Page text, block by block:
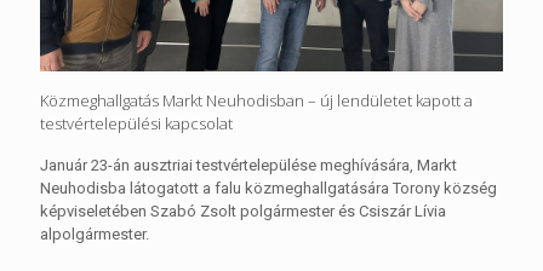
Közmeghallgatás Markt Neuhodisban – új lendületet kapott a
testvértelepülési kapcsolat
Január 23-án ausztriai testvértelepülése meghívására, Markt
Neuhodisba látogatott a falu közmeghallgatására Torony község
képviseletében Szabó Zsolt polgármester és Csiszár Lívia
alpolgármester.